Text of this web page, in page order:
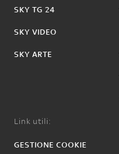
SKY TG 24
SKY VIDEO
SKY ARTE
Link utili:
GESTIONE COOKIE